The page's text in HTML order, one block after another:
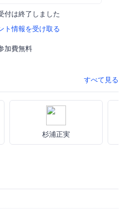
付は終了しました
ト情報を受け取る
加費無料
すべて見る
杉浦正実